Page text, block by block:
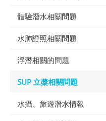
體驗潛水相關問題
水肺證照相關問題
浮潛相關的問題
SUP 立槳相關問題
水攝、旅遊潛水情報